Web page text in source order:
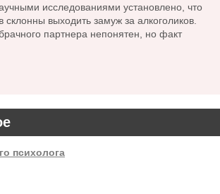
психолога
исследованиями установлено, что
склонны выходить замуж за алкоголиков.
партнера непонятен, но факт